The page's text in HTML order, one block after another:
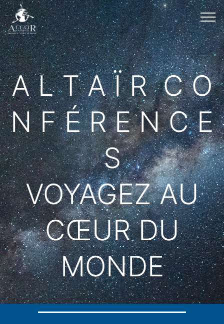
A L T A Ï R C O
N F É R E N C E
S
VOYAGEZ AU
CŒUR DU
MONDE